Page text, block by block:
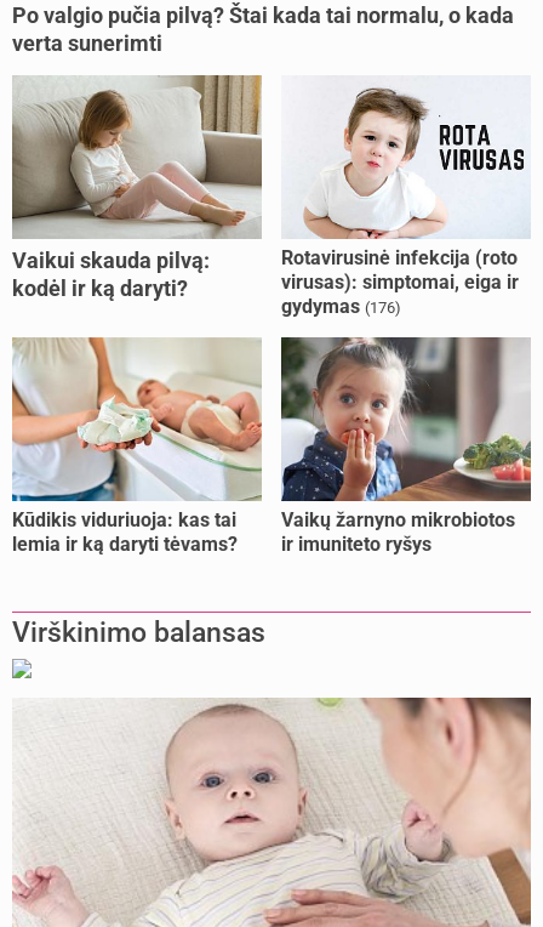
Po valgio pučia pilvą? Štai kada tai normalu, o kada
verta sunerimti
Vaikui skauda pilvą:
kodėl ir ką daryti?
Rotavirusinė infekcija (roto
virusas): simptomai, eiga ir
gydymas (176)
Kūdikis viduriuoja: kas tai
lemia ir ką daryti tėvams?
Vaikų žarnyno mikrobiotos
ir imuniteto ryšys
Virškinimo balansas